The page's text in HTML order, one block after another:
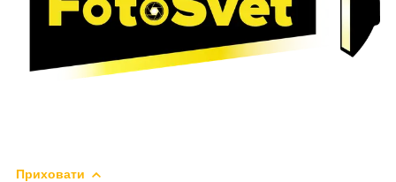
Приховати